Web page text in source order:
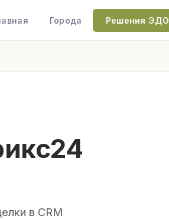
Города Решения ЭДО
в CRM